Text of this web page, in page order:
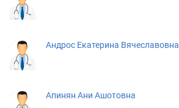
Андрос Екатерина Вячеславовна
Апинян Ани Ашотовна